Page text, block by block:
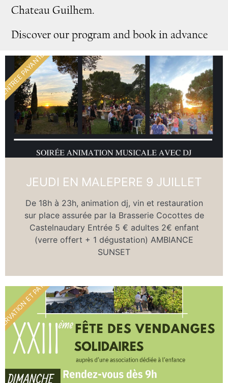
Chateau Guilhem.
Discover our program and book in advance
JEUDI EN MALEPERE 9 JUILLET
De 18h à 23h, animation dj, vin et restauration
sur place assurée par la Brasserie Cocottes de
Castelnaudary Entrée 5 € adultes 2€ enfant
(verre offert + 1 dégustation) AMBIANCE
SUNSET
ENTREE PAYANTE
ET PAYANT